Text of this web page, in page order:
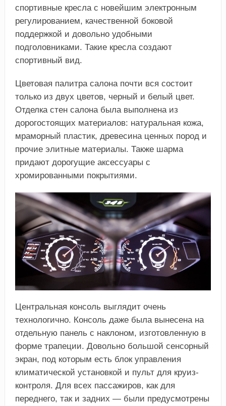
спортивные кресла с новейшим электронным
регулированием, качественной боковой
поддержкой и довольно удобными
подголовниками. Такие кресла создают
спортивный вид.
Цветовая палитра салона почти вся состоит
только из двух цветов, черный и белый цвет.
Отделка стен салона была выполнена из
дорогостоящих материалов: натуральная кожа,
мраморный пластик, древесина ценных пород и
прочие элитные материалы. Также шарма
придают дорогущие аксессуары с
хромированными покрытиями.
Центральная консоль выглядит очень
технологично. Консоль даже была вынесена на
отдельную панель с наклоном, изготовленную в
форме трапеции. Довольно большой сенсорный
экран, под которым есть блок управления
климатической установкой и пульт для круиз-
контроля. Для всех пассажиров, как для
переднего, так и задних — были предусмотрены